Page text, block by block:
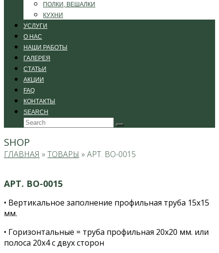
ПОЛКИ, ВЕШАЛКИ
КУХНИ
УСЛУГИ
О НАС
НАШИ РАБОТЫ
ГАЛЕРЕЯ
СТАТЬИ
АКЦИИ
FAQ
КОНТАКТЫ
SEARCH
Search
Submit
SHOP
ГЛАВНАЯ » ТОВАРЫ » АРТ. ВО-0015
АРТ. ВО-0015
• Вертикальное заполнение профильная труба 15х15
мм.
• Горизонтальные = труба профильная 20х20 мм. или
полоса 20х4 с двух сторон